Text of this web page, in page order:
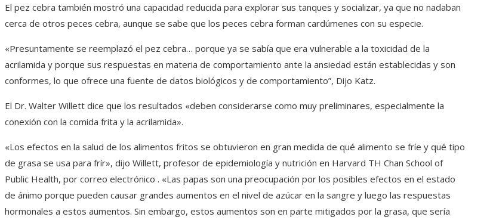
El pez cebra también mostró una capacidad reducida para explorar sus tanques y socializar, ya que no nadaban
cerca de otros peces cebra, aunque se sabe que los peces cebra forman cardúmenes con su especie.
«Presuntamente se reemplazó el pez cebra… porque ya se sabía que era vulnerable a la toxicidad de la
acrilamida y porque sus respuestas en materia de comportamiento ante la ansiedad están establecidas y son
conformes, lo que ofrece una fuente de datos biológicos y de comportamiento”, Dijo Katz.
El Dr. Walter Willett dice que los resultados «deben considerarse como muy preliminares, especialmente la
conexión con la comida frita y la acrilamida».
«Los efectos en la salud de los alimentos fritos se obtuvieron en gran medida de qué alimento se fríe y qué tipo
de grasa se usa para frír», dijo Willett, profesor de epidemiología y nutrición en Harvard TH Chan School of
Public Health, por correo electrónico . «Las papas son una preocupación por los posibles efectos en el estado
de ánimo porque pueden causar grandes aumentos en el nivel de azúcar en la sangre y luego las respuestas
hormonales a estos aumentos. Sin embargo, estos aumentos son en parte mitigados por la grasa, que sería